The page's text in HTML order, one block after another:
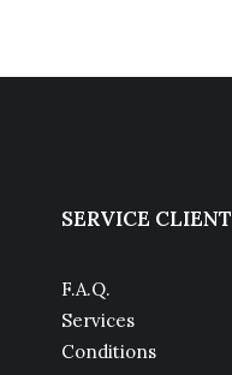
SERVICE CLIENT
F.A.Q.
Services
Conditions